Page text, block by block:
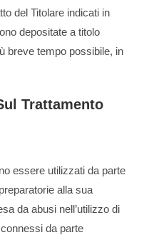
del Titolare indicati in
depositate a titolo
breve tempo possibile, in
Trattamento
essere utilizzati da parte
alla sua
da abusi nell’utilizzo di
da parte